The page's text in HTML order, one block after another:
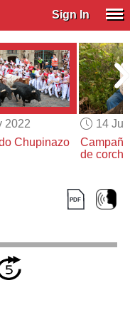
Sign In
2022
Chupinazo
14
de corcho